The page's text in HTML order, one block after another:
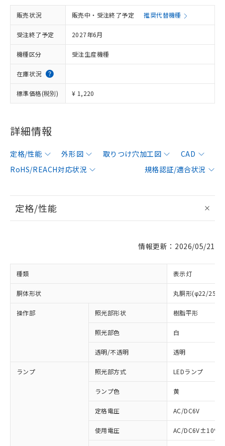
販売状況 販売中・受注終了予定 推奨代替機種
受注終了予定 2027年6月
機種区分 受注生産機種
在庫状況
標準価格(税別) ¥ 1,220
詳細情報
定格/性能 外形図 取りつけ穴加工図
CAD
RoHS/REACH対応状況
規格認証/適合状況
定格/性能
情報更新：2026/05/21
種類 表示灯
胴体形状 丸胴形(φ22/
操作部 照光部形状 樹脂平形
照光部色 白
透明/不透明 透明
ランプ 照光部方式 LEDランプ
ランプ色 黄
定格電圧 AC/DC6V
使用電圧 AC/DC6V±10%
ご利用条件
以下の条件をお読みいただき、同意のうえ
対応済み：EU RoHS指令（10物質）の
非含有に対応した製品が提供可能な商品で
対応予定：EU RoHS指令（10物質）の非含
有に対応した製品に切り替える予定のある
対応予定なし：EU RoHS指令（10物質）の
非含有に非対応の商品で、対応品を出す予